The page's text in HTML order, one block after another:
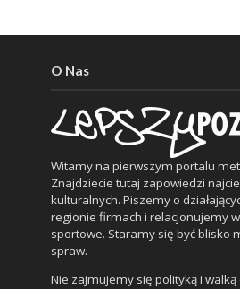
O Nas
Witamy na pierwszym portalu
Znajdziecie tutaj zapowiedzi
kulturalnych. Piszemy o
regionie firmach i relacjonujemy
sportowe. Staramy się być blisko
spraw.
Nie zajmujemy się polityką i walką